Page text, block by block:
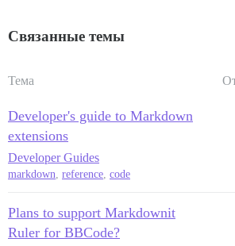
Связанные темы
Тема
Developer's guide to Markdown
extensions
Developer Guides
markdown reference code
Plans to support Markdownit
Ruler for BBCode?